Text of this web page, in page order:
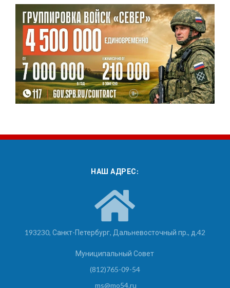
НАШ АДРЕС:
193230, Санкт-Петербург, Дальневосточный пр., д.42
Муниципальный Совет
(812)765-09-54
ms@mo54.ru